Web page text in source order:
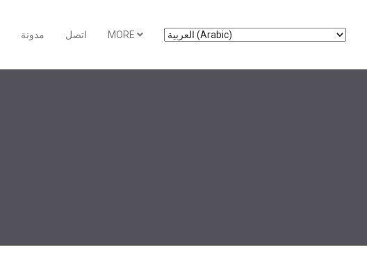
مدونة اتصل MORE